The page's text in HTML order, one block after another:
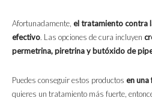
Afortunadamente, el tratamiento contra
efectivo. Las opciones de cura incluyen
permetrina, piretrina y butóxido de
Puedes conseguir estos productos en una
quieres un tratamiento más fuerte,